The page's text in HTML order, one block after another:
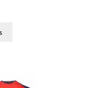
Možnosti